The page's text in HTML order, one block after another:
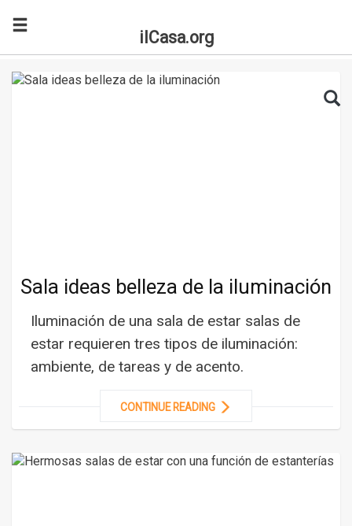
ilCasa.org
Search for:
Sala ideas belleza de la iluminación
Iluminación de una sala de estar salas de
estar requieren tres tipos de iluminación:
ambiente, de tareas y de acento.
CONTINUE READING